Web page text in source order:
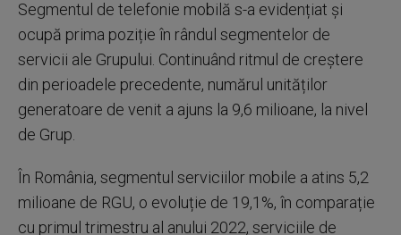
Segmentul de telefonie mobilă s-a evidențiat și
ocupă prima poziție în rândul segmentelor de
servicii ale Grupului. Continuând ritmul de creștere
din perioadele precedente, numărul unităților
generatoare de venit a ajuns la 9,6 milioane, la nivel
de Grup.
În România, segmentul serviciilor mobile a atins 5,2
milioane de RGU, o evoluție de 19,1%, în comparație
cu primul trimestru al anului 2022, serviciile de